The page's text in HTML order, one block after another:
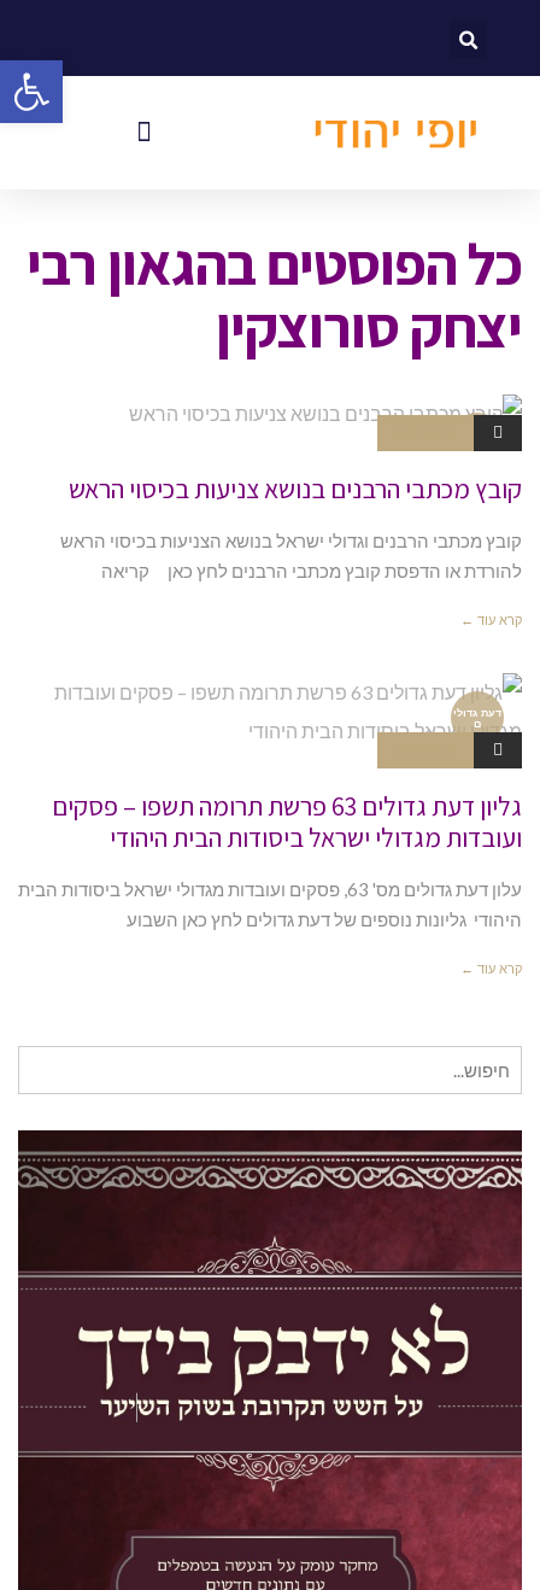
כל הפוסטים בהגאון רבי
יצחק סורוצקין
חוברות
קובץ מכתבי הרבנים בנושא צניעות בכיסוי הראש
קובץ מכתבי הרבנים וגדולי ישראל בנושא הצניעות בכיסוי הראש
להורדת או הדפסת קובץ מכתבי הרבנים לחץ כאן קריאה
קרא עוד ←
דעת גדולי
ם
גליון דעת גדולים 63 פרשת תרומה תשפו – פסקים
ועובדות מגדולי ישראל ביסודות הבית היהודי
עלון דעת גדולים מס' 63, פסקים ועובדות מגדולי ישראל ביסודות הבית
היהודי גליונות נוספים של דעת גדולים לחץ כאן השבוע
קרא עוד ←
עבור:
פתח